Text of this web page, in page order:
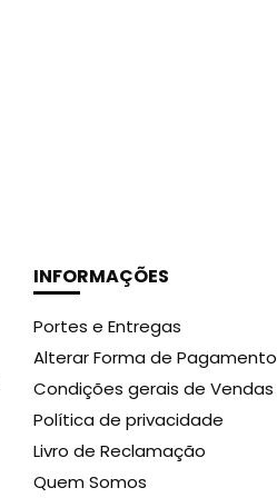
INFORMAÇÕES
Portes e Entregas
Alterar Forma de Pagamento
Condições gerais de Vendas
Política de privacidade
Livro de Reclamação
Quem Somos